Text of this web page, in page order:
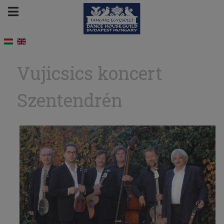
Vujicsics koncert
Szentendrén